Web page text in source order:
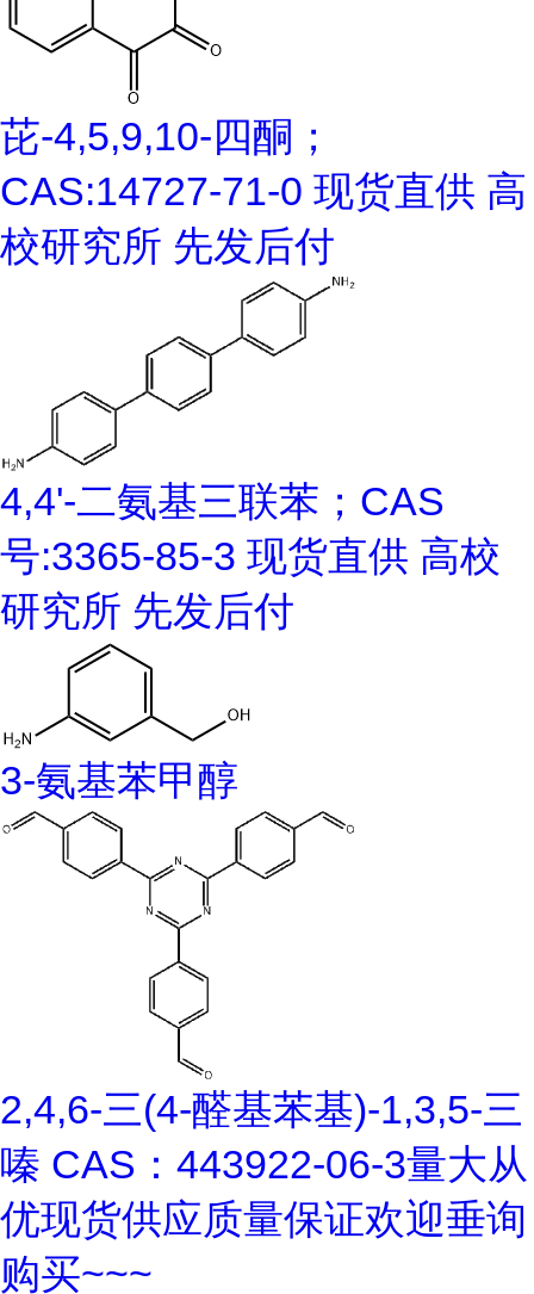
芘-4,5,9,10-四酮；
CAS:14727-71-0 现货直供 高
校研究所 先发后付
4,4'-二氨基三联苯；CAS
号:3365-85-3 现货直供 高校
研究所 先发后付
3-氨基苯甲醇
2,4,6-三(4-醛基苯基)-1,3,5-三
嗪 CAS：443922-06-3量大从
优现货供应质量保证欢迎垂询
购买~~~